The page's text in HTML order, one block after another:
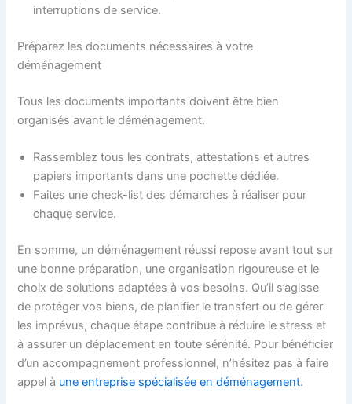
interruptions de service.
Préparez les documents nécessaires à votre
déménagement
Tous les documents importants doivent être bien
organisés avant le déménagement.
Rassemblez tous les contrats, attestations et autres
papiers importants dans une pochette dédiée.
Faites une check-list des démarches à réaliser pour
chaque service.
En somme, un déménagement réussi repose avant tout sur
une bonne préparation, une organisation rigoureuse et le
choix de solutions adaptées à vos besoins. Qu’il s’agisse
de protéger vos biens, de planifier le transfert ou de gérer
les imprévus, chaque étape contribue à réduire le stress et
à assurer un déplacement en toute sérénité. Pour bénéficier
d’un accompagnement professionnel, n’hésitez pas à faire
appel à une entreprise spécialisée en déménagement.